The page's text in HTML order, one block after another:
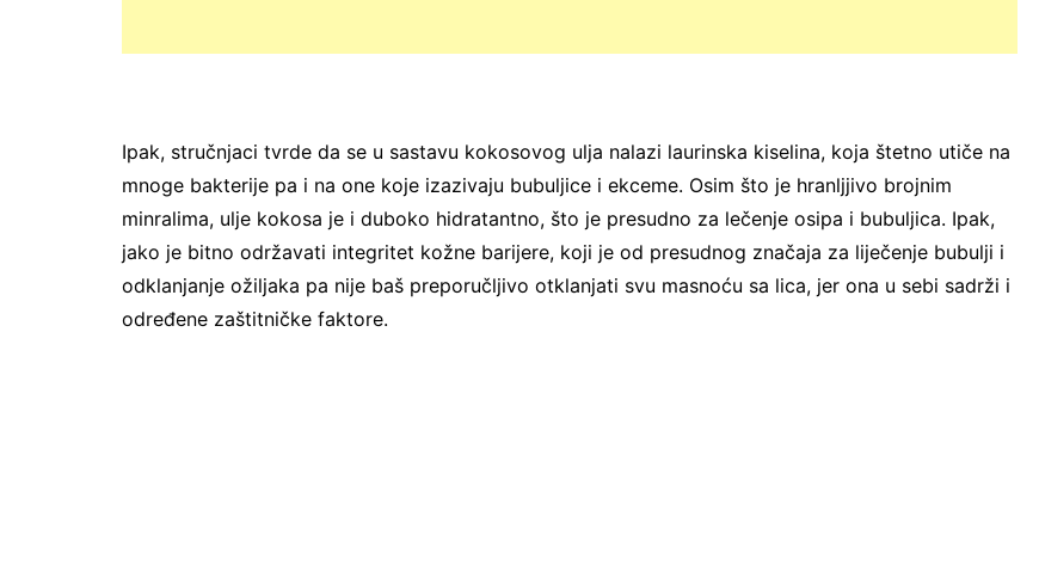
Ipak, stručnjaci tvrde da se u sastavu kokosovog ulja nalazi laurinska kiselina, koja štetno utiče na
mnoge bakterije pa i na one koje izazivaju bubuljice i ekceme. Osim što je hranljjivo brojnim
minralima, ulje kokosa je i duboko hidratantno, što je presudno za lečenje osipa i bubuljica. Ipak,
jako je bitno održavati integritet kožne barijere, koji je od presudnog značaja za liječenje bubulji i
odklanjanje ožiljaka pa nije baš preporučljivo otklanjati svu masnoću sa lica, jer ona u sebi sadrži i
određene zaštitničke faktore.